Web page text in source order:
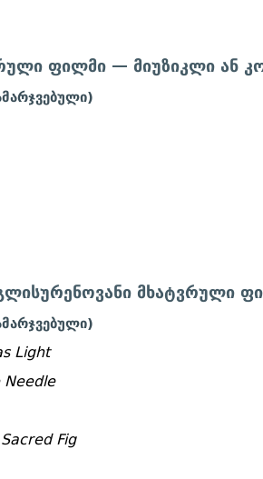
ფილმი — მიუზიკლი ან
მხატვრული
Light
Needle
Fig